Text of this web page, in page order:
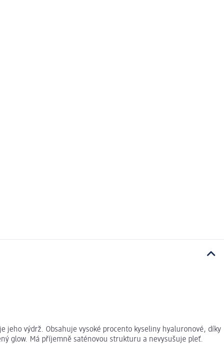
výdrž. Obsahuje vysoké procento kyseliny hyaluronové, díky
glow. Má příjemně saténovou strukturu a nevysušuje pleť.